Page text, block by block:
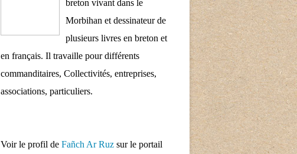
breton vivant dans le
Morbihan et dessinateur de
plusieurs livres en breton et
en français. Il travaille pour différents
commanditaires, Collectivités, entreprises,
associations, particuliers.
Voir le profil de Fañch Ar Ruz sur le portail